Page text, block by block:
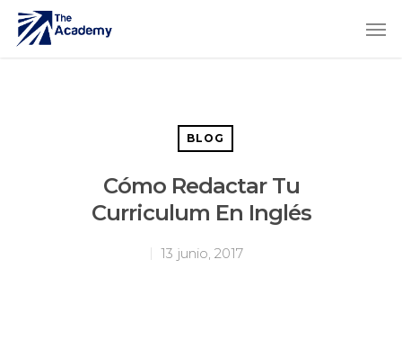
BLOG
Cómo Redactar Tu
Curriculum En Inglés
13 junio, 2017